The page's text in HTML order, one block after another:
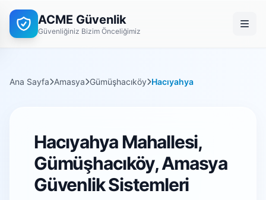
ACME Güvenlik
Güvenliğiniz Bizim Önceliğimiz
Ana Sayfa Amasya Gümüşhacıköy Hacıyahya
Hacıyahya Mahallesi,
Gümüşhacıköy, Amasya
Güvenlik Sistemleri